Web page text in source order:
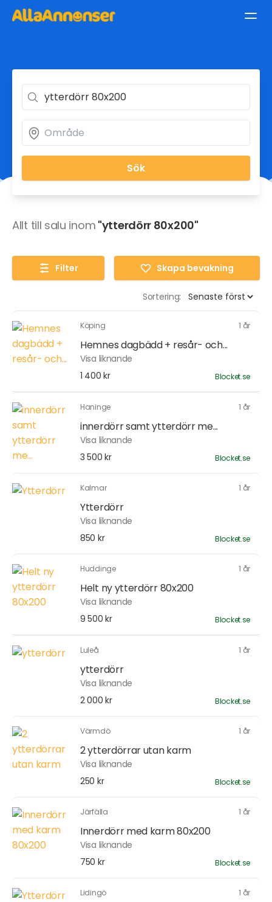
Sök
Allt till salu inom "ytterdörr 80x200"
Filter Skapa bevakning
Sortering:
Köping 1 år
Hemnes dagbädd + resår- och...
Visa liknande
1 400 kr
Blocket.se
Haninge 1 år
innerdörr samt ytterdörr me...
Visa liknande
3 500 kr
Blocket.se
Kalmar 1 år
Ytterdörr
Visa liknande
850 kr
Blocket.se
Huddinge 1 år
Helt ny ytterdörr 80x200
Visa liknande
9 500 kr
Blocket.se
Luleå 1 år
ytterdörr
Visa liknande
2 000 kr
Blocket.se
Värmdö 1 år
2 ytterdörrar utan karm
Visa liknande
250 kr
Blocket.se
Järfälla 1 år
Innerdörr med karm 80x200
Visa liknande
750 kr
Blocket.se
Lidingö 1 år